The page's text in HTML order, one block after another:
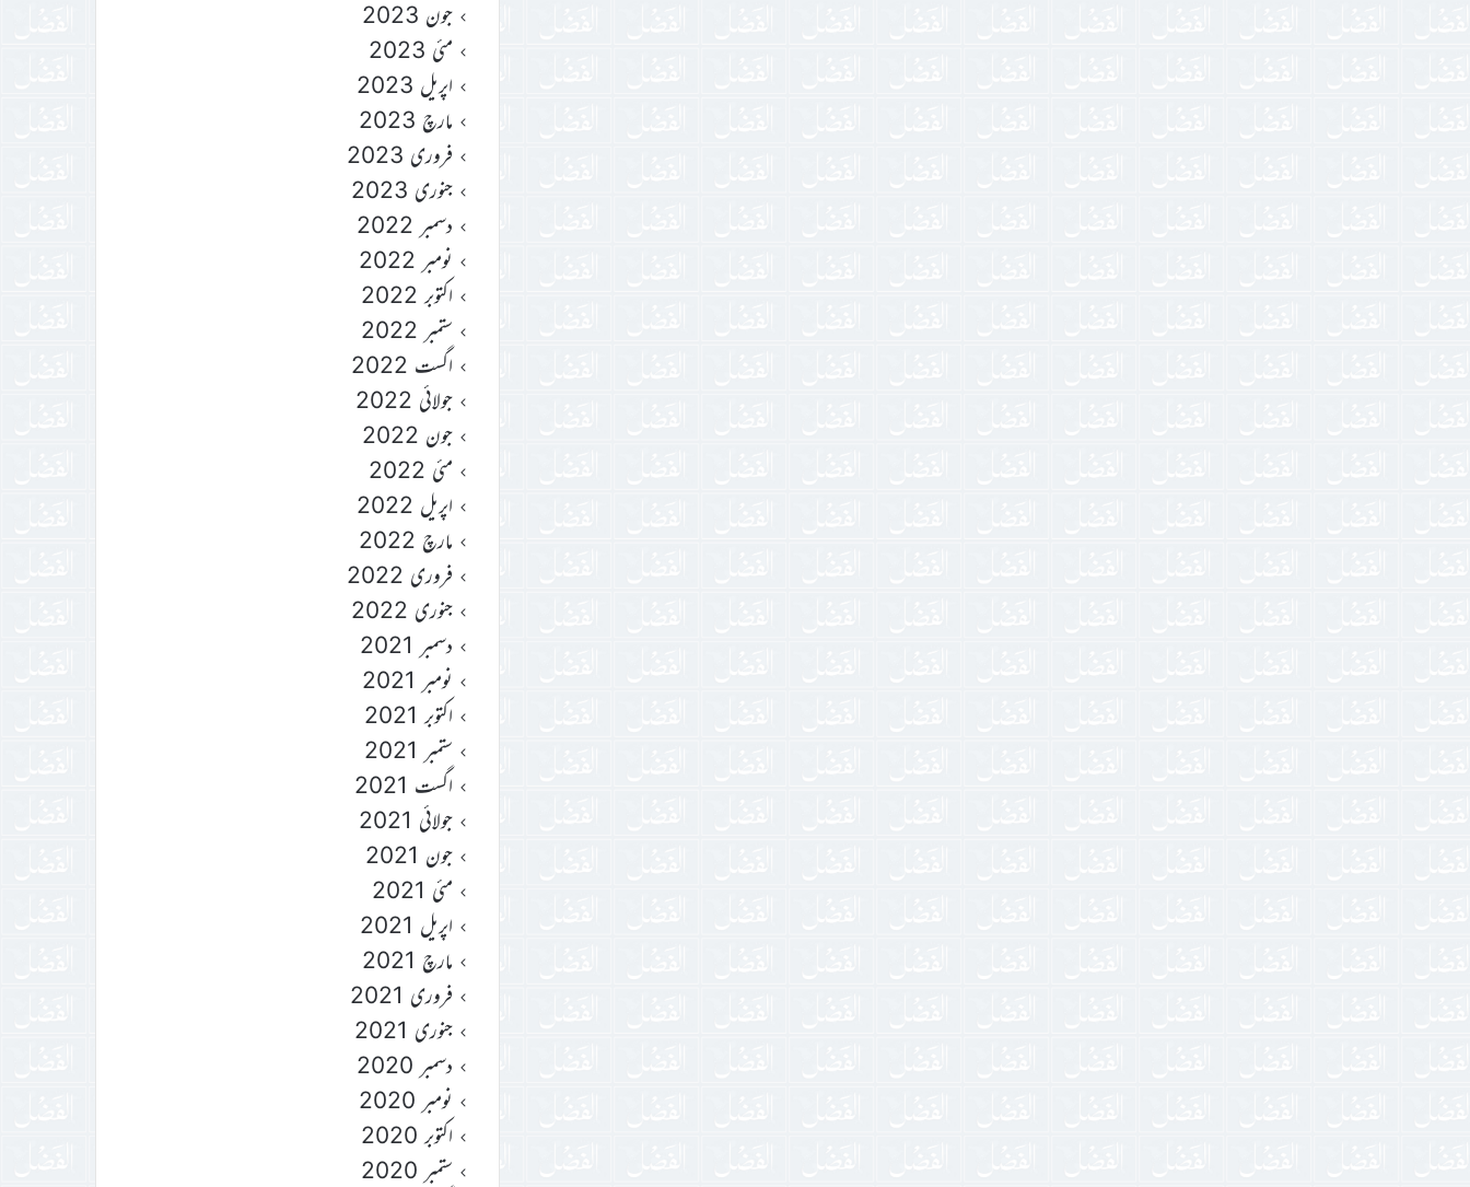
جون 2023
مئی 2023
اپریل 2023
مارچ 2023
فروری 2023
جنوری 2023
دسمبر 2022
نومبر 2022
اکتوبر 2022
ستمبر 2022
اگست 2022
جولائی 2022
جون 2022
مئی 2022
اپریل 2022
مارچ 2022
فروری 2022
جنوری 2022
دسمبر 2021
نومبر 2021
اکتوبر 2021
ستمبر 2021
اگست 2021
جولائی 2021
جون 2021
مئی 2021
اپریل 2021
مارچ 2021
فروری 2021
جنوری 2021
دسمبر 2020
نومبر 2020
اکتوبر 2020
ستمبر 2020